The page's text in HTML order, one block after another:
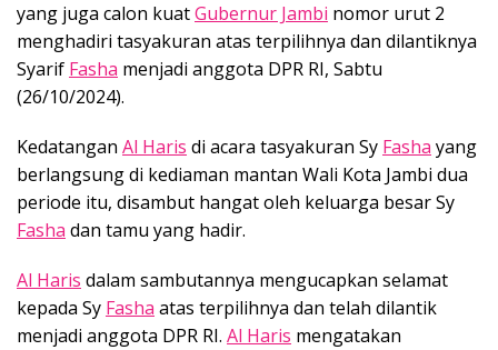
yang juga calon kuatGubernur Jambi nomor urut 2
menghadiri tasyakuran atas terpilihnya dan dilantiknya
Syarif Fasha menjadi anggota DPR RI, Sabtu
(26/10/2024).
Kedatangan Al Haris di acara tasyakuran Sy Fasha yang
berlangsung di kediaman mantan Wali Kota Jambi dua
periode itu, disambut hangat oleh keluarga besar Sy
Fasha dan tamu yang hadir.
Al Haris dalam sambutannya mengucapkan selamat
kepada Sy Fasha atas terpilihnya dan telah dilantik
menjadi anggota DPR RI. Al Haris mengatakan